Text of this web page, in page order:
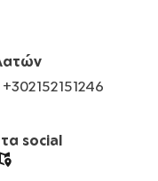
social